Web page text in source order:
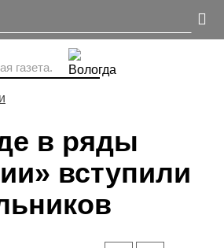
газета.
в ряды
вступили